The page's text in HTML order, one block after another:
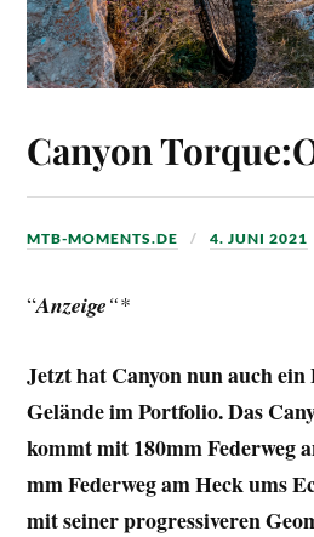
Canyon
MTB-MOMENTS.DE 4. JUNI 2021
“Anzeige“*
Jetzt hat Canyon nun auch
Gelände im Portfolio. Das
kommt mit 180mm Federweg
mm Federweg am Heck ums
mit seiner progressiveren